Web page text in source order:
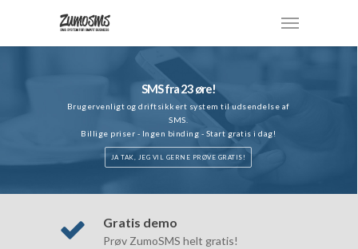
SMS fra 23 øre!
Brugervenligt og driftsikkert system til udsendelse af
SMS.
Billige priser - Ingen binding - Start gratis i dag!
JA TAK, JEG VIL GERNE PRØVE GRATIS!
Gratis demo
Prøv ZumoSMS helt gratis!